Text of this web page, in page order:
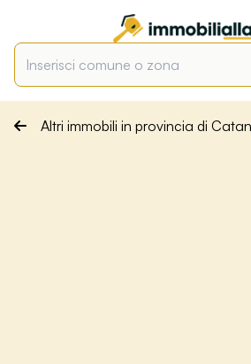
Altri immobili in provincia di